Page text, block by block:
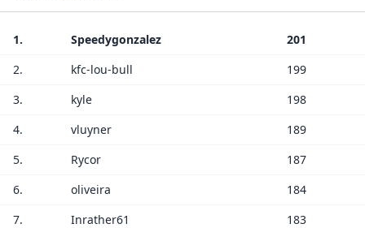
1. Speedygonzalez
201
2.
kfc-lou-bull
199
3.
kyle
198
4.
vluyner
189
5.
Rycor
187
6.
oliveira
184
7.
Inrather61 183